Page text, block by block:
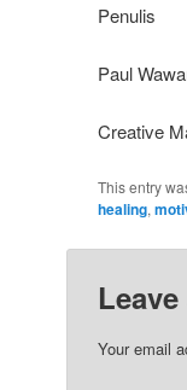
Penulis
Paul
Creative
This entry
healing,
Your email